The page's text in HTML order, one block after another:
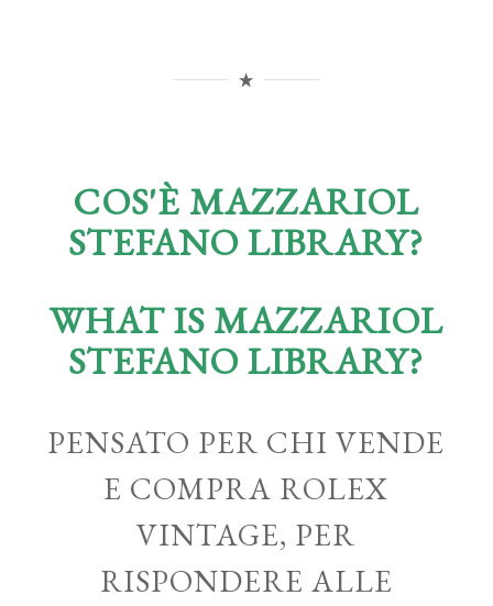
COS'È MAZZARIOL
STEFANO LIBRARY?
WHAT IS MAZZARIOL
STEFANO LIBRARY?
PENSATO PER CHI VENDE
E COMPRA ROLEX
VINTAGE, PER
RISPONDERE ALLE